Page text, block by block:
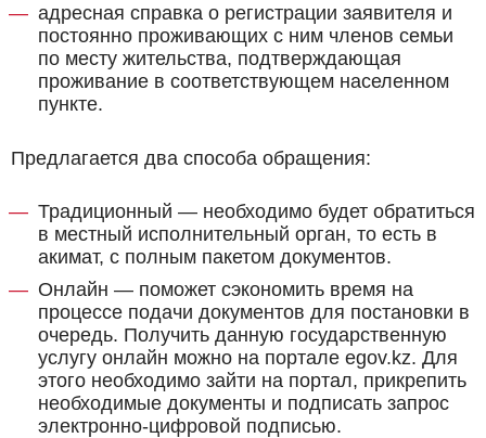
адресная справка о регистрации заявителя и
постоянно проживающих с ним членов семьи
по месту жительства, подтверждающая
проживание в соответствующем населенном
пункте.
Предлагается два способа обращения:
Традиционный — необходимо будет обратиться
в местный исполнительный орган, то есть в
акимат, с полным пакетом документов.
Онлайн — поможет сэкономить время на
процессе подачи документов для постановки в
очередь. Получить данную государственную
услугу онлайн можно на портале egov.kz. Для
этого необходимо зайти на портал, прикрепить
необходимые документы и подписать запрос
электронно-цифровой подписью.